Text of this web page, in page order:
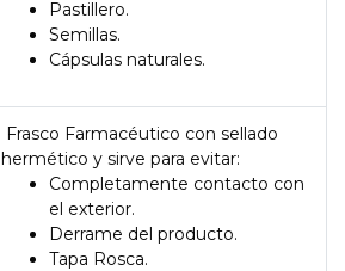
Pastillero.
Semillas.
Cápsulas naturales.
Frasco Farmacéutico con sellado
hermético y sirve para evitar:
Completamente contacto con
el exterior.
Derrame del producto.
Tapa Rosca.